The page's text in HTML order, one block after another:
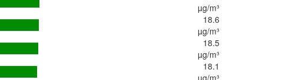
µg/m³
18.6
µg/m³
18.5
µg/m³
18.1
µg/m³